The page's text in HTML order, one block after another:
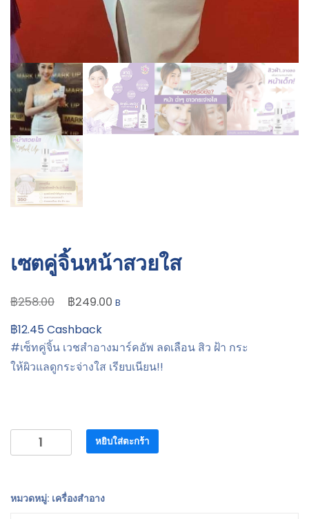
เซตคู่จิ้นหน้าสวยใส
฿258.00
Original
was:
฿258.00.
฿249.00 Current
฿249.00.
B
฿12.45Cashback
#เซ็ทคู่จิ้น เวชสำอางมาร์คอัพ ลดเลือน สิว ฝ้า กระ
ให้ผิวแลดูกระจ่างใส เรียบเนียน!!
จำนวน
เซต
หน้า
หยิบใส่ตะกร้า
หมวดหมู่: เครื่องสำอาง